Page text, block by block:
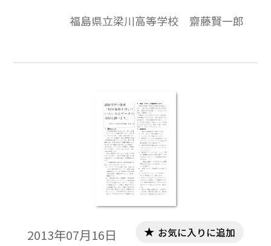
こに掲載します。これから初めて指導される
福島県立梁川高等学校 齋藤賢一郎
2013年07月16日 お気に入りに追加